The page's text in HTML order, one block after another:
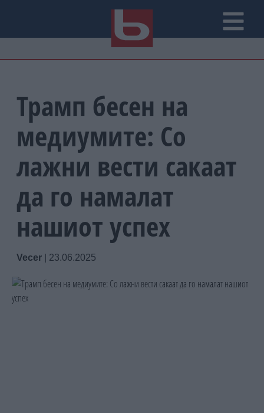
Трамп бесен на
медиумите: Со
лажни вести сакаат
да го намалат
нашиот успех
Vecer 23.06.2025